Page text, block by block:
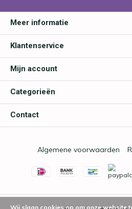
Meer informatie
Klantenservice
Mijn account
Categorieën
Contact
Algemene voorwaarden
Wij slaan cookies op om onze website